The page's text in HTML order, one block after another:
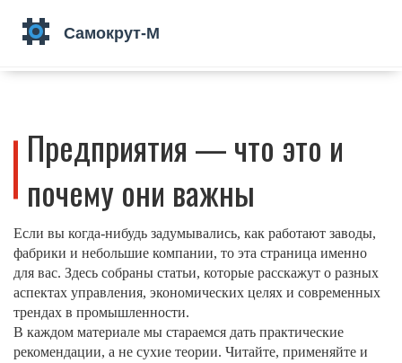
Предприятия — что это и
почему они важны
Если вы когда‑нибудь задумывались, как работают заводы,
фабрики и небольшие компании, то эта страница именно
для вас. Здесь собраны статьи, которые расскажут о разных
аспектах управления, экономических целях и современных
трендах в промышленности.
В каждом материале мы стараемся дать практические
рекомендации, а не сухие теории. Читайте, применяйте и